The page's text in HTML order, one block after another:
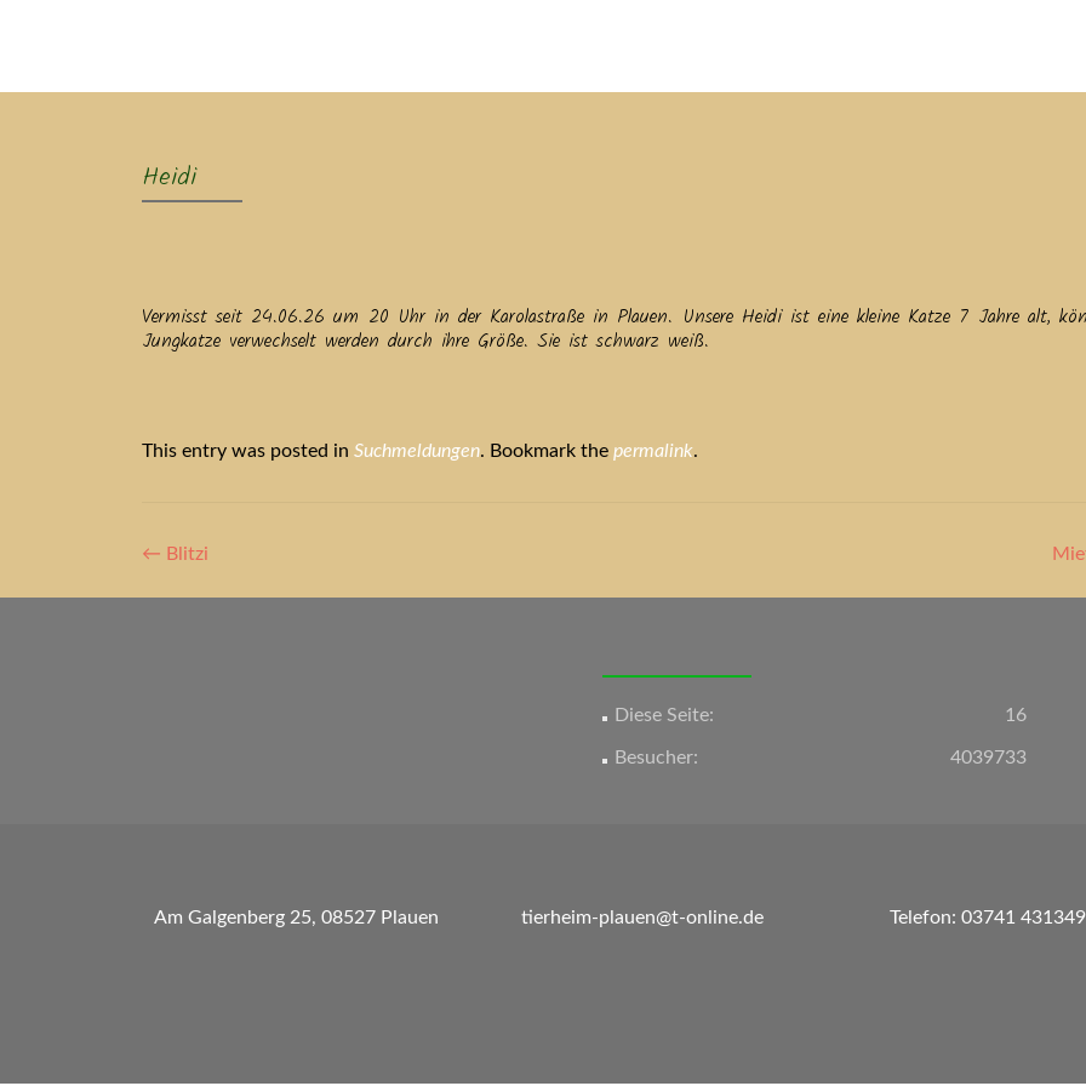
Heidi
Vermisst seit 24.06.26 um 20 Uhr in der Karolastraße in Plauen. Unsere Heidi ist eine kleine Katze 7 Jahre alt,
Jungkatze verwechselt werden durch ihre Größe. Sie ist schwarz weiß.
This entry was posted in Suchmeldungen. Bookmark the permalink.
Artikel-
Navigation
← Blitzi
16
Diese Seite:
4039733
Besucher:
Am Galgenberg 25, 08527 Plauen tierheim-plauen@t-online.de Telefon: 03741 431349